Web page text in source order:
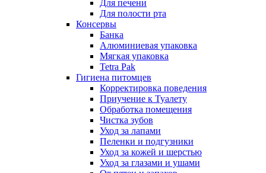
Для печени
Для полости рта
Консервы
Банка
Алюминиевая упаковка
Мягкая упаковка
Tetra Pak
Гигиена питомцев
Корректировка поведения
Приучение к Туалету
Обработка помещения
Чистка зубов
Уход за лапами
Пеленки и подгузники
Уход за кожей и шерстью
Уход за глазами и ушами